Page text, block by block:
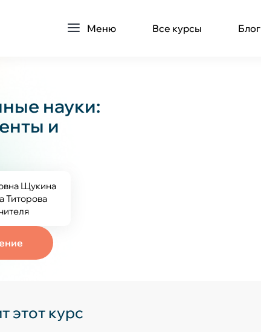
Меню Все курсы Блог
науки:
и
Щукина
Титорова
этот курс